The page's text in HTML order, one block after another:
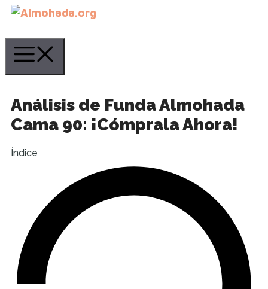
Saltar
contenido
Análisis de Funda Almohada
Cama 90: ¡Cómprala Ahora!
Índice